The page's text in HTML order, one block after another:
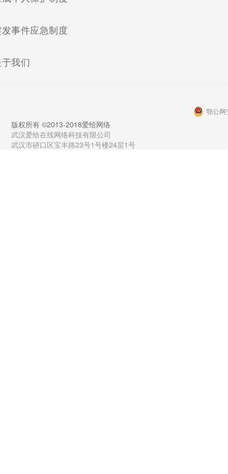
事件应急制度
我们
鄂公网
版权所有 ©2013-2018爱给网络
武汉爱给在线网络科技有限公司
武汉市硚口区宝丰路23号1号楼24层1号